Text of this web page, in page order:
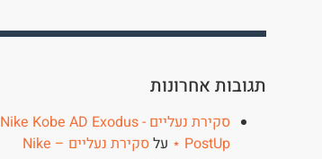
תגובות אחרונות
סקירת נעליים - Nike Kobe AD Exodus
⋆ PostUp על
סקירת נעליים – Nike